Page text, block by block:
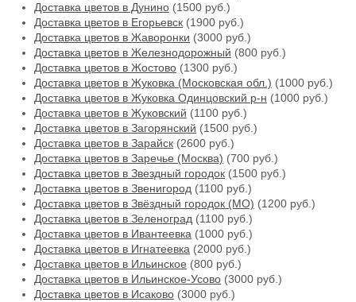
Доставка цветов в Дунино (1500 руб.)
Доставка цветов в Егорьевск (1900 руб.)
Доставка цветов в Жаворонки (3000 руб.)
Доставка цветов в Железнодорожный (800 руб.)
Доставка цветов в Жостово (1300 руб.)
Доставка цветов в Жуковка (Московская обл.) (1000 руб.)
Доставка цветов в Жуковка Одинцовский р-н (1000 руб.)
Доставка цветов в Жуковский (1100 руб.)
Доставка цветов в Загорянский (1500 руб.)
Доставка цветов в Зарайск (2600 руб.)
Доставка цветов в Заречье (Москва) (700 руб.)
Доставка цветов в Звездный городок (1500 руб.)
Доставка цветов в Звенигород (1100 руб.)
Доставка цветов в Звёздный городок (МО) (1200 руб.)
Доставка цветов в Зеленоград (1100 руб.)
Доставка цветов в Ивантеевка (1000 руб.)
Доставка цветов в Игнатеевка (2000 руб.)
Доставка цветов в Ильинское (800 руб.)
Доставка цветов в Ильинское-Усово (3000 руб.)
Доставка цветов в Исаково (3000 руб.)